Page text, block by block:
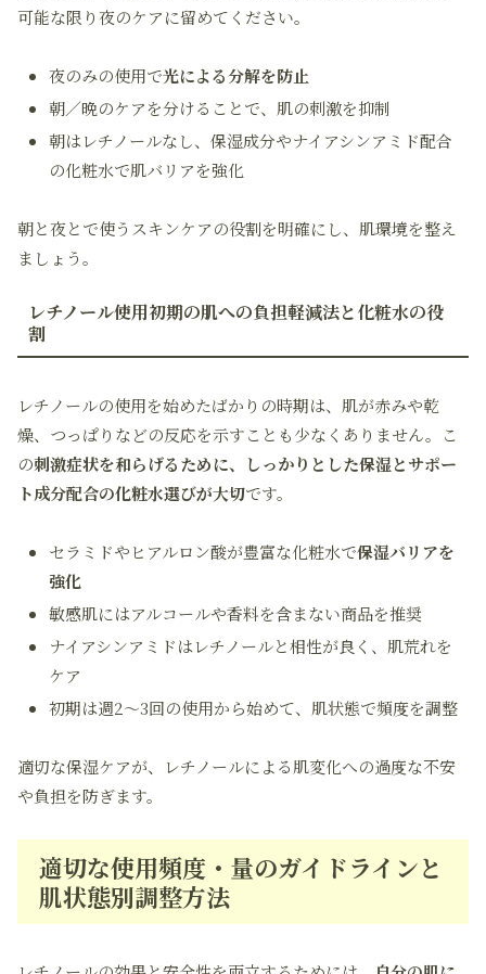
可能な限り夜のケアに留めてください。
夜のみの使用で光による分解を防止
朝／晩のケアを分けることで、肌の刺激を抑制
朝はレチノールなし、保湿成分やナイアシンアミド配合
の化粧水で肌バリアを強化
朝と夜とで使うスキンケアの役割を明確にし、肌環境を整え
ましょう。
レチノール使用初期の肌への負担軽減法と化粧水の役
割
レチノールの使用を始めたばかりの時期は、肌が赤みや乾
燥、つっぱりなどの反応を示すことも少なくありません。こ
の刺激症状を和らげるために、しっかりとした保湿とサポー
ト成分配合の化粧水選びが大切です。
セラミドやヒアルロン酸が豊富な化粧水で保湿バリアを
強化
敏感肌にはアルコールや香料を含まない商品を推奨
ナイアシンアミドはレチノールと相性が良く、肌荒れを
ケア
初期は週2～3回の使用から始めて、肌状態で頻度を調整
適切な保湿ケアが、レチノールによる肌変化への過度な不安
や負担を防ぎます。
適切な使用頻度・量のガイドラインと
肌状態別調整方法